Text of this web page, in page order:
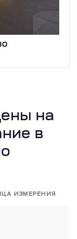
на
в
ИЗМЕРЕНИЯ